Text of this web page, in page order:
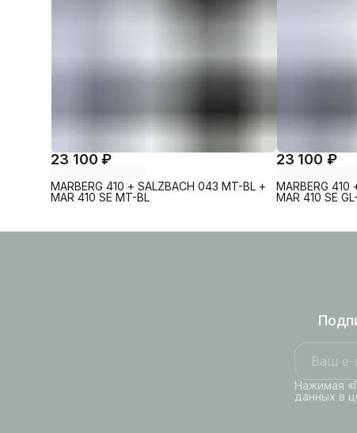
23 100 ₽
MARBERG 410 + SALZBACH 043 MT-BL +
MAR 410 SE MT-BL
23 100 ₽
MARBERG
MAR 410 SE
Нажимая
данных в